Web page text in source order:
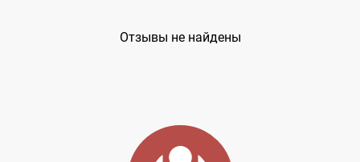
Отзывы не найдены